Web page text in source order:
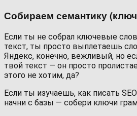
Собираем семантику
Если ты не собрал ключевые
текст, ты просто выплетаешь
Яндекс, конечно, вежливый, но
твой текст — он просто
этого не хотим, да?
Если ты изучаешь, как писать
начни с базы — собери ключи